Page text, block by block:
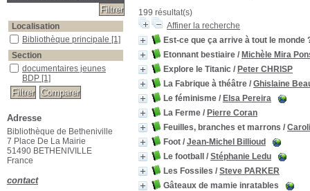
199 résultat(s)
Affiner la recherche
Est-ce que ça arrive à tout le monde
Etonnant bestiaire / Michèle Mira
Explore le Titanic / Peter CHRISP
La Fabrique à théâtre / Ghislaine
Le féminisme / Elsa Pereira
La Ferme / Pierre Coran
Feuilles, branches et marrons /
Foot / Jean-Michel Billioud
Le football
/ Stéphanie Ledu
Les Fossiles / Steve PARKER
Gâteaux de mamie inratables
Localisation
Bibliothèque principale [1]
Section
documentaires jeunes
BDP [1]
Adresse
Bibliothèque de Betheniville
7 Place De La Mairie
51490 BETHENIVILLE
France
contact